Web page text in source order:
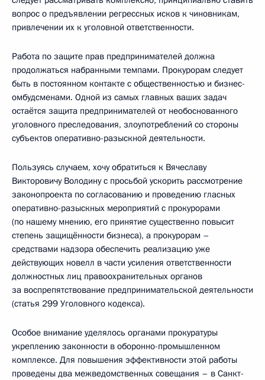
вопрос о предъявлении регрессных исков к чиновникам,
привлечении их к уголовной ответственности.
Работа по защите прав предпринимателей должна
продолжаться набранными темпами. Прокурорам следует
быть в постоянном контакте с общественностью и бизнес-
омбудсменами. Одной из самых главных ваших задач
остаётся защита предпринимателей от необоснованного
уголовного преследования, злоупотреблений со стороны
субъектов оперативно-разыскной деятельности.
Пользуясь случаем, хочу обратиться к Вячеславу
Викторовичу Володину с просьбой ускорить рассмотрение
законопроекта по согласованию и проведению гласных
оперативно-разыскных мероприятий с прокурорами
(по нашему мнению, его принятие существенно повысит
степень защищённости бизнеса), а прокурорам –
средствами надзора обеспечить реализацию уже
действующих новелл в части усиления ответственности
должностных лиц правоохранительных органов
за воспрепятствование предпринимательской деятельности
(статья 299 Уголовного кодекса).
Особое внимание уделялось органами прокуратуры
укреплению законности в оборонно-промышленном
комплексе. Для повышения эффективности этой работы
проведены два межведомственных совещания – в Санкт-